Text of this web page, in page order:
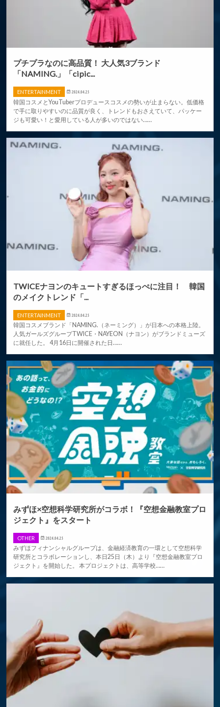
プチプラなのに高品質！ 大人気3ブランド
「NAMING.」「cipic...
ENTERTAINMENT 2024.04.25
韓国コスメとYouTuberプロデュースコスメの勢いが止まらない。低価格
で手に取りやすいのに品質が良く、トレンドもおさえていて、パッケー
ジも可愛い！と愛用している人が多いのではない……
TWICEナヨンのキュートすぎるほっぺに注目！ 韓国
のメイクトレンド「...
ENTERTAINMENT 2024.04.25
韓国コスメブランド「NAMING.（ネーミング）」が⽇本への本格上陸。
⼈気ガールズグループTWICE・NAYEON（ナヨン）がブランドミューズ
に就任した。 4月16日に開催された⽇……
みずほ×空想科学研究所がコラボ！『空想金融教室プロ
ジェクト』をスタート
OTHER 2024.04.25
みずほフィナンシャルグループは、金融経済教育の一環として空想科学
研究所とコラボレーションし、本日25日（木）より『空想金融教室プロ
ジェクト』を開始した。 本プロジェクトは、高等学校……